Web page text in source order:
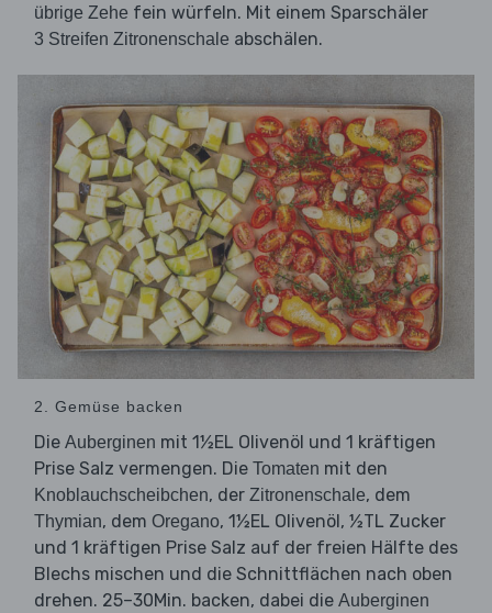
übrige Zehe fein würfeln. Mit einem Sparschäler
3 Streifen Zitronenschale abschälen.
2. Gemüse backen
Die Auberginen mit 1½EL Olivenöl und 1 kräftigen
Prise Salz vermengen. Die Tomaten mit den
Knoblauchscheibchen, der Zitronenschale, dem
Thymian, dem Oregano, 1½EL Olivenöl, ½TL Zucker
und 1 kräftigen Prise Salz auf der freien Hälfte des
Blechs mischen und die Schnittflächen nach oben
drehen. 25–30Min. backen, dabei die Auberginen